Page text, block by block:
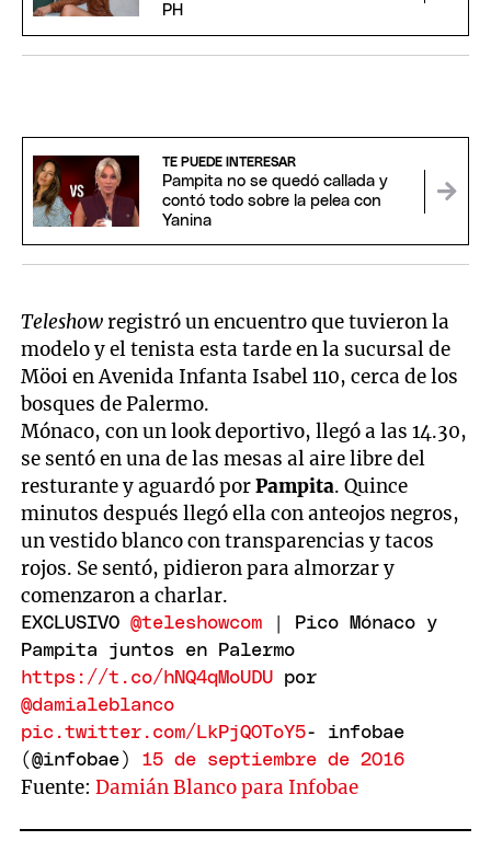
PH
TE PUEDE INTERESAR
Pampita no se quedó callada y
contó todo sobre la pelea con
Yanina
Teleshowregistró un encuentro que tuvieron la
modelo y el tenista esta tarde en la sucursal de
Möoi en Avenida Infanta Isabel 110, cerca de los
bosques de Palermo.
Mónaco, con un look deportivo, llegó a las 14.30,
se sentó en una de las mesas al aire libre del
resturante y aguardó porPampita. Quince
minutos después llegó ella con anteojos negros,
un vestido blanco con transparencias y tacos
rojos. Se sentó, pidieron para almorzar y
comenzaron a charlar.
EXCLUSIVO@teleshowcom | Pico Mónaco y
Pampita juntos en Palermo
https://t.co/hNQ4qMoUDU por
@damialeblanco
pic.twitter.com/LkPjQ0ToY5- infobae
(@infobae) 15 de septiembre de 2016
Fuente: Damián Blanco para Infobae